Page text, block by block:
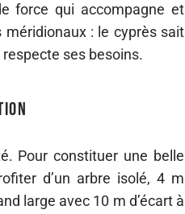
force qui accompagne et
méridionaux : le cyprès sait
respecte ses besoins.
Pour constituer une belle
d’un arbre isolé, 4 m
large avec 10 m d’écart à